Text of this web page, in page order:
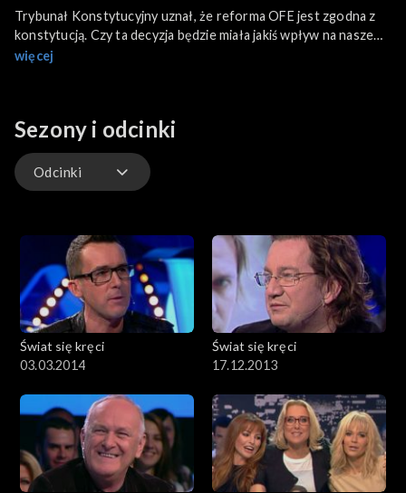
Trybunał Konstytucyjny uznał, że reforma OFE jest zgodna z
konstytucją. Czy ta decyzja będzie miała jakiś wpływ na nasze
emerytury? Polskie sztuczne serce – czyli Grzegorz Religa o
przeboju tego roku „Przez twe oczy zielone”, lider legendarnej
grupy Akcent – Zenon Martyniuk o złotych czasach disco polo.
Gościem dnia jest Przemysław Babiarz, a na muzycznej scenie
gości Marta Podulka.
więcej
Sezony i odcinki
Odcinki
Świat się kręci
03.03.2014
Świat się kręci
17.12.2013